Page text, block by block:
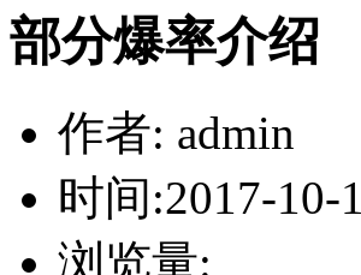
部分爆率介绍
作者: admin
时间:2017-10-
浏览量: